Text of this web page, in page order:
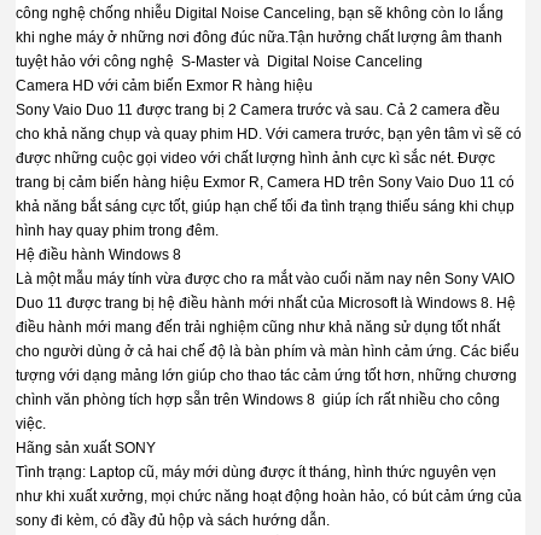
công nghệ chống nhiễu Digital Noise Canceling, bạn sẽ không còn lo lắng
khi nghe máy ở những nơi đông đúc nữa.Tận hưởng chất lượng âm thanh
tuyệt hảo với công nghệ S-Master và Digital Noise Canceling
Camera HD với cảm biến Exmor R hàng hiệu
Sony Vaio Duo 11 được trang bị 2 Camera trước và sau. Cả 2 camera đều
cho khả năng chụp và quay phim HD. Với camera trước, bạn yên tâm vì sẽ có
được những cuộc gọi video với chất lượng hình ảnh cực kì sắc nét. Được
trang bị cảm biến hàng hiệu Exmor R, Camera HD trên Sony Vaio Duo 11 có
khả năng bắt sáng cực tốt, giúp hạn chế tối đa tình trạng thiếu sáng khi chụp
hình hay quay phim trong đêm.
Hệ điều hành Windows 8
Là một mẫu máy tính vừa được cho ra mắt vào cuối năm nay nên Sony VAIO
Duo 11 được trang bị hệ điều hành mới nhất của Microsoft là Windows 8. Hệ
điều hành mới mang đến trải nghiệm cũng như khả năng sử dụng tốt nhất
cho người dùng ở cả hai chế độ là bàn phím và màn hình cảm ứng. Các biểu
tượng với dạng mảng lớn giúp cho thao tác cảm ứng tốt hơn, những chương
chình văn phòng tích hợp sẵn trên Windows 8 giúp ích rất nhiều cho công
việc.
Hãng sản xuất SONY
Tình trạng: Laptop cũ, máy mới dùng được ít tháng, hình thức nguyên vẹn
như khi xuất xưởng, mọi chức năng hoạt động hoàn hảo, có bút cảm ứng của
sony đi kèm, có đầy đủ hộp và sách hướng dẫn.